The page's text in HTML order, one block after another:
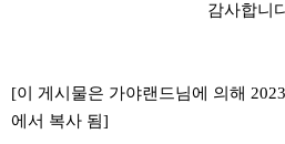
감사합니
[이 게시물은 가야랜드님에 의해
에서 복사 됨]